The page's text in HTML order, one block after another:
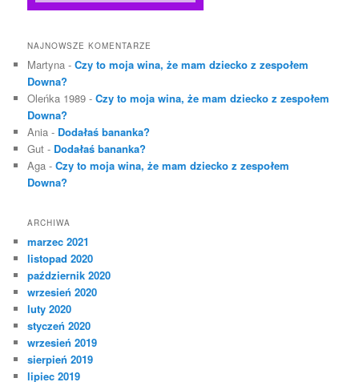
NAJNOWSZE KOMENTARZE
Martyna -Czy to moja wina, że mam dziecko z zespołem
Downa?
Oleńka 1989 -Czy to moja wina, że mam dziecko z zespołem
Downa?
Ania - Dodałaś bananka?
Gut - Dodałaś bananka?
Aga -Czy to moja wina, że mam dziecko z zespołem
Downa?
ARCHIWA
marzec 2021
listopad 2020
październik 2020
wrzesień 2020
luty 2020
styczeń 2020
wrzesień 2019
sierpień 2019
lipiec 2019